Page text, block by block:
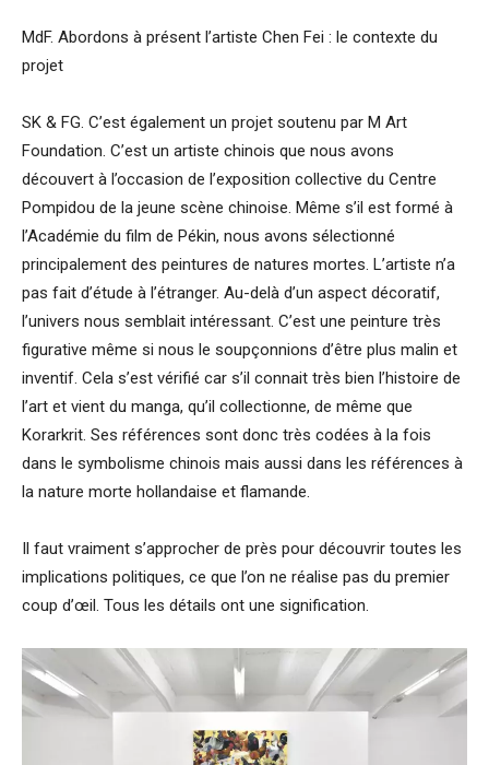
MdF. Abordons à présent l’artiste Chen Fei : le contexte du
projet
SK & FG. C’est également un projet soutenu par M Art
Foundation. C’est un artiste chinois que nous avons
découvert à l’occasion de l’exposition collective du Centre
Pompidou de la jeune scène chinoise. Même s’il est formé à
l’Académie du film de Pékin, nous avons sélectionné
principalement des peintures de natures mortes. L’artiste n’a
pas fait d’étude à l’étranger. Au-delà d’un aspect décoratif,
l’univers nous semblait intéressant. C’est une peinture très
figurative même si nous le soupçonnions d’être plus malin et
inventif. Cela s’est vérifié car s’il connait très bien l’histoire de
l’art et vient du manga, qu’il collectionne, de même que
Korarkrit. Ses références sont donc très codées à la fois
dans le symbolisme chinois mais aussi dans les références à
la nature morte hollandaise et flamande.
Il faut vraiment s’approcher de près pour découvrir toutes les
implications politiques, ce que l’on ne réalise pas du premier
coup d’œil. Tous les détails ont une signification.